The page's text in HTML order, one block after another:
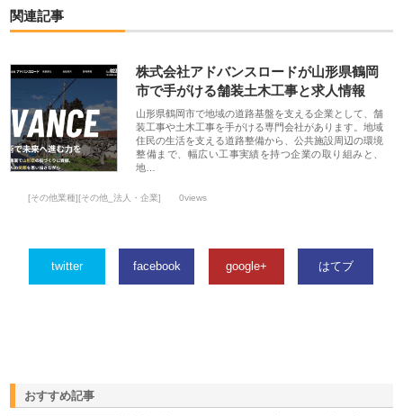
関連記事
株式会社アドバンスロードが山形県鶴岡
市で手がける舗装土木工事と求人情報
山形県鶴岡市で地域の道路基盤を支える企業として、舗
装工事や土木工事を手がける専門会社があります。地域
住民の生活を支える道路整備から、公共施設周辺の環境
整備まで、幅広い工事実績を持つ企業の取り組みと、
地…
[その他業種][その他_法人・企業] 0views
twitter facebook google+ はてブ
おすすめ記事